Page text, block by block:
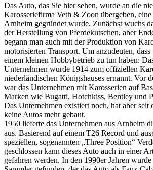
Das Auto, das Sie hier sehen, wurde an die
Karosseriefirma Veth & Zoon übergeben,
Arnheim gegründet wurde. Zunächst wuchs
der Herstellung von Pferdekutschen, aber
begann man auch mit der Produktion von
motorisierten Transport. Um anzudeuten,
einem kleinen Hobbybetrieb zu tun haben:
Unternehmen wurde 1914 zum offiziellen
niederländischen Königshauses ernannt. Vor
war das Unternehmen mit Karosserien auf
Marken wie Bugatti, Hotchkiss, Bentley und
Das Unternehmen existiert noch, hat aber seit
keine Autos mehr gebaut.
1950 lieferte das Unternehmen aus Arnheim
aus. Basierend auf einem T26 Record und
speziellen, sogenannten „Three Position“
geschlossen kann dieses Auto auch in einer
gefahren werden. In den 1990er Jahren